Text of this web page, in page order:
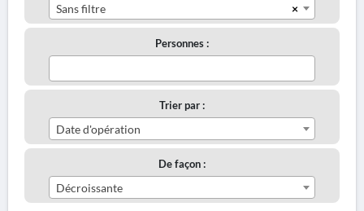
×
Sans filtre
Personnes :
Trier par :
Date d'opération
De façon :
Décroissante